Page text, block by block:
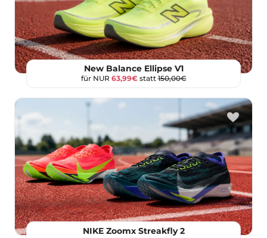
New Balance Ellipse V1
für NUR 63,99€statt150,00€
NIKE Zoomx Streakfly 2